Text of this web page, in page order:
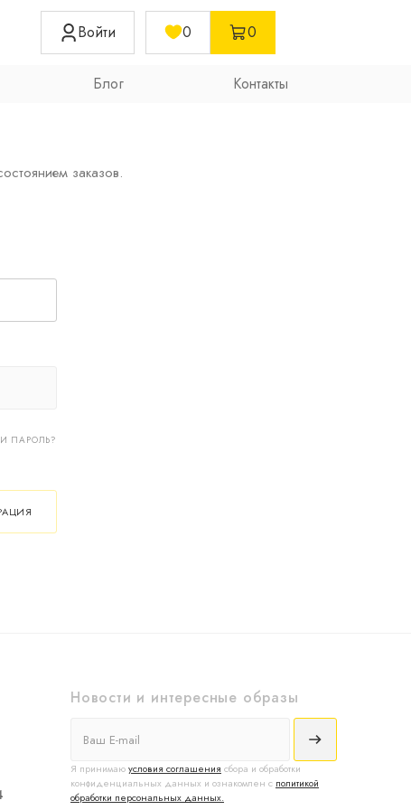
Войти 0 0
Блог Контакты
заказов.
ПАРОЛЬ?
Новости и интересные образы
Я принимаюусловия соглашения сбора и обработки
конфиденциальных данных и ознакомлен с политикой
обработки персональных данных.